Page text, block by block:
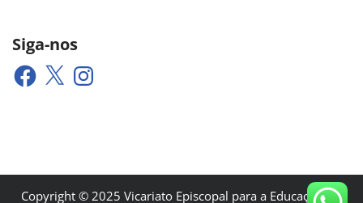
Siga-nos
Copyright © 2025 Vicariato Episcopal para a Educação e a